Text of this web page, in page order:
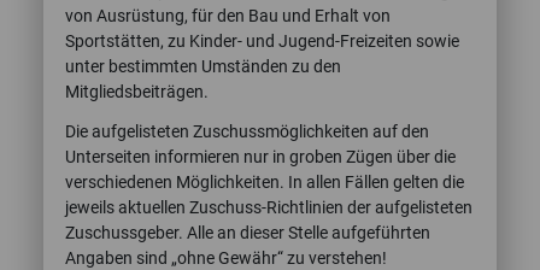
von Ausrüstung, für den Bau und Erhalt von
Sportstätten, zu Kinder- und Jugend-Freizeiten sowie
unter bestimmten Umständen zu den
Mitgliedsbeiträgen.
Die aufgelisteten Zuschussmöglichkeiten auf den
Unterseiten informieren nur in groben Zügen über die
verschiedenen Möglichkeiten. In allen Fällen gelten die
jeweils aktuellen Zuschuss-Richtlinien der aufgelisteten
Zuschussgeber. Alle an dieser Stelle aufgeführten
Angaben sind „ohne Gewähr“ zu verstehen!